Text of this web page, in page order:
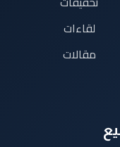
لقاءات
مقالات